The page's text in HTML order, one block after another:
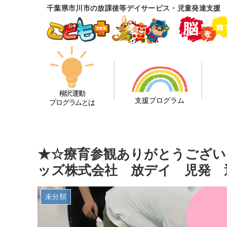
千葉県市川市の放課後等デイサービス・児童発達支
柳沢運動
プログラムとは
支援プログラム
★☆療育参観ありがとうござ
ッズ株式会社 放デイ 児発
未分類